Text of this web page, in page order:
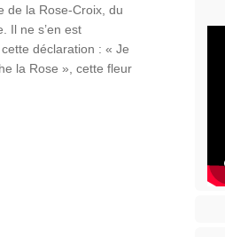
de la Rose-Croix, du
Il ne s’en est
déclaration : « Je
la Rose », cette fleur